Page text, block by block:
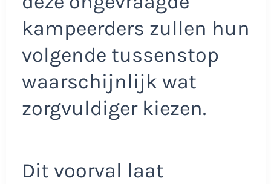
kampeerders zullen hun
volgende tussenstop
waarschijnlijk wat
zorgvuldiger kiezen.
Dit voorval laat